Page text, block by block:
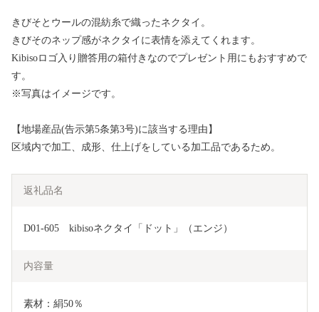
きびそとウールの混紡糸で織ったネクタイ。
きびそのネップ感がネクタイに表情を添えてくれます。
Kibisoロゴ入り贈答用の箱付きなのでプレゼント用にもおすすめで
す。
※写真はイメージです。
【地場産品(告示第5条第3号)に該当する理由】
区域内で加工、成形、仕上げをしている加工品であるため。
返礼品名
D01-605　kibisoネクタイ「ドット」（エンジ）
内容量
素材：絹50％